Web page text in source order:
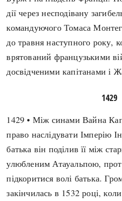
дії через несподівану
командуючого Томаса
до травня наступного року,
врятований французькими
досвідченими капітанами і
1429
1429 • Між синами Вайна
право наслідувати Імперію
батька він поділив її між
улюбленим Атауальпою,
підкоритися волі батька.
закінчилась в 1532 році,